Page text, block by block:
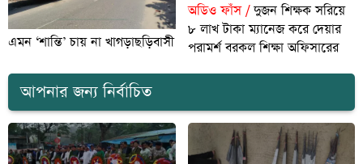
এমন ‘শান্তি’ চায় না খাগড়াছড়িবাসী
অডিও ফাঁস /দুজন শিক্ষক সরিয়ে
৮ লাখ টাকা ম্যানেজ করে দেয়ার
পরামর্শ বরকল শিক্ষা অফিসারের
আপনার জন্য নির্বাচিত